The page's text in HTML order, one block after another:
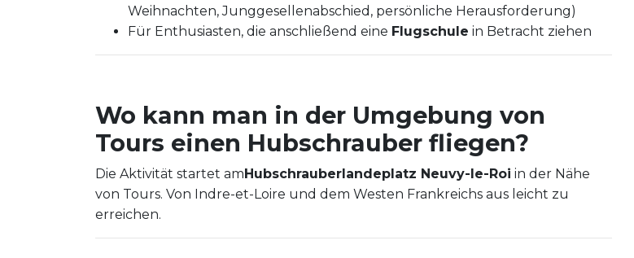
Weihnachten, Junggesellenabschied, persönliche Herausforderung)
Für Enthusiasten, die anschließend eine Flugschule in Betracht ziehen
Wo kann man in der Umgebung von
Tours einen Hubschrauber fliegen?
Die Aktivität startet am Hubschrauberlandeplatz Neuvy-le-Roi in der Nähe
von Tours. Von Indre-et-Loire und dem Westen Frankreichs aus leicht zu
erreichen.